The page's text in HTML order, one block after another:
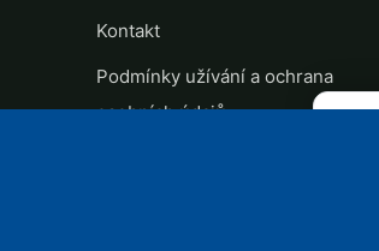
Kontakt
Podmínky užívání a ochrana
osobních údajů